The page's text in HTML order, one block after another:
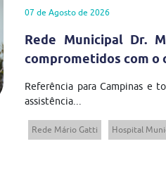
07 de Agosto de 2026
Rede Municipal Dr.
comprometidos com o
Referência para Campinas e
assistência...
Rede Mário Gatti Hospital